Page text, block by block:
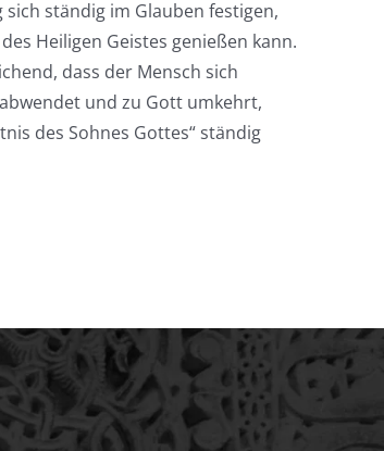
ständig im Glauben festigen,
Heiligen Geistes genießen kann.
dass der Mensch sich
und zu Gott umkehrt,
des Sohnes Gottes“ ständig